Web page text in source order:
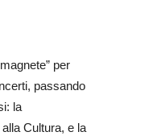
per
passando
la
Cultura, e la